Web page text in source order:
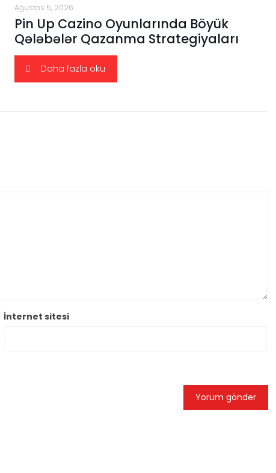
Ağustos 5, 2026
Pin Up Cazino Oyunlarında Böyük
Qələbələr Qazanma Strategiyaları
Daha fazla oku
İnternet sitesi